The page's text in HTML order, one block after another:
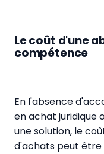
Le coût d'une
compétence
En l'absence
en achat juridique
une solution, le
d'achats peut être